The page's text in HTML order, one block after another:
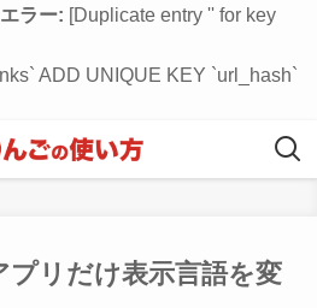
ラー: [Duplicate entry '' for key
ADD UNIQUE KEY `url_hash`
プリだけ表示言語を変